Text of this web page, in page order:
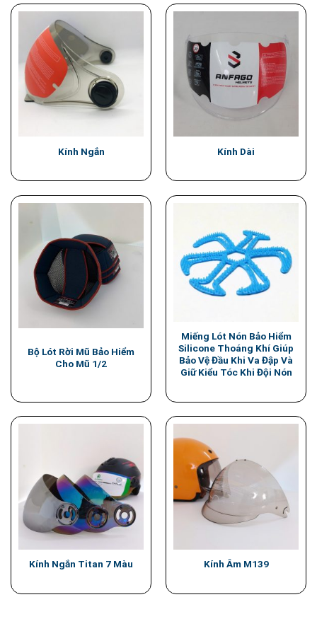
Kính Ngắn Kính Dài
Bộ Lót Rời Mũ Bảo Hiểm
Cho Mũ 1/2
Miếng Lót Nón Bảo Hiểm
Silicone Thoáng Khí Giúp
Bảo Vệ Đầu Khi Va Đập Và
Giữ Kiểu Tóc Khi Đội Nón
Kính Ngắn Titan 7 Màu Kính Âm M139